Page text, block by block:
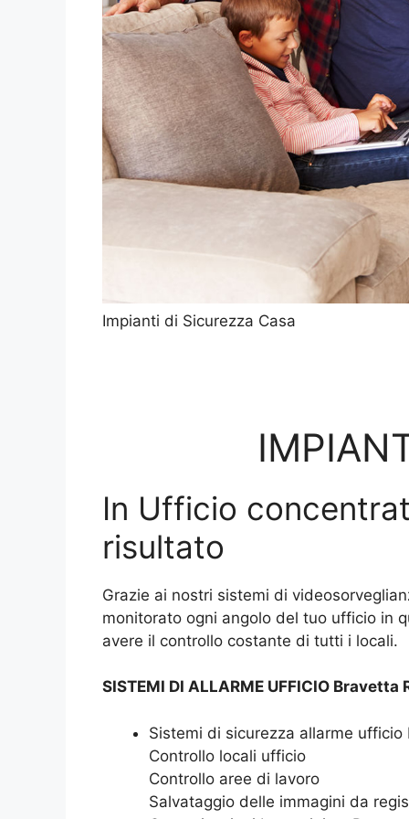
Impianti di Sicurezza Casa
In Ufficio
risultato
Grazie ai nostri sistemi di
monitorato ogni angolo del tuo ufficio in
avere il controllo costante di tutti i locali.
SISTEMI DI ALLARME UFFICIO Bravetta
Sistemi di sicurezza allarme ufficio
Controllo locali ufficio
Controllo aree di lavoro
Salvataggio delle immagini da